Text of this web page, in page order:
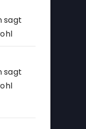
sagt
sagt